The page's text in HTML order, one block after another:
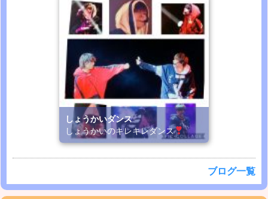
しょうかいダンス
しょうかいのキレキレダンス
ブログ一覧